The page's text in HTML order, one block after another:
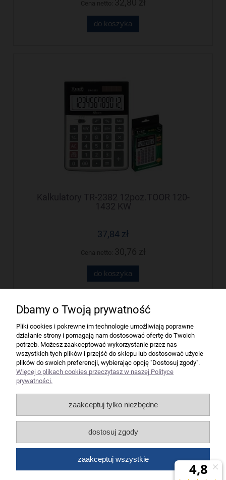
do koszyka
Kalkulatory TR-2382 12poz.TOOR 120-
1432 KW
37,84 zł
do koszyka
Firma
Bindownice wg producentów
Niszczarki wg producentów
Liczarki pieniędzy
Dbamy o Twoją prywatność
Pliki cookies i pokrewne im technologie umożliwiają poprawne
działanie strony i pomagają nam dostosować ofertę do Twoich
potrzeb. Możesz zaakceptować wykorzystanie przez nas
wszystkich tych plików i przejść do sklepu lub dostosować użycie
plików do swoich preferencji, wybierając opcję "Dostosuj zgody".
Więcej o plikach cookies przeczytasz w naszej Polityce
prywatności.
zaakceptuj tylko niezbędne
dostosuj zgody
zaakceptuj wszystkie